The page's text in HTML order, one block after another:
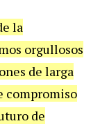
la
orgullosos
de larga
compromiso
de